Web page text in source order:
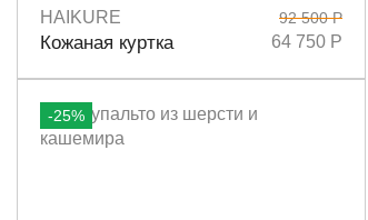
Размеры
HAIKURE
Кожаная куртка
92 500 Р
64 750 Р
-25%